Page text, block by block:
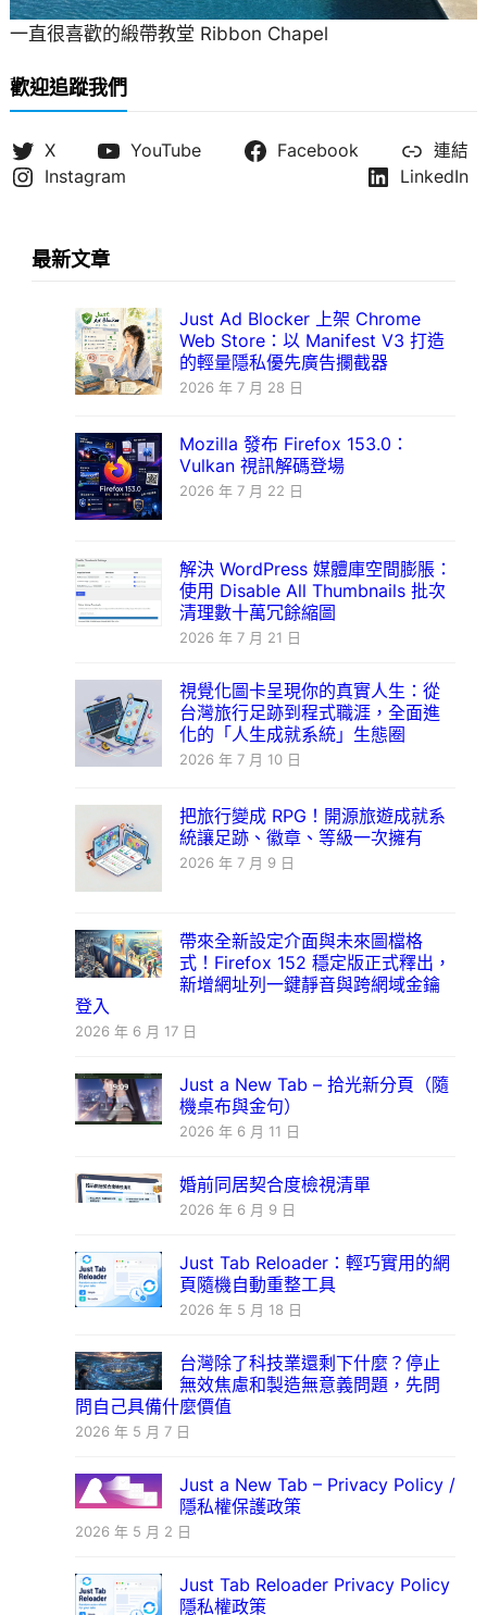
一直很喜歡的緞帶教堂 Ribbon Chapel
歡迎追蹤我們
X YouTube Facebook
連結
Instagram
LinkedIn
最新文章
Just Ad Blocker 上架 Chrome
Web Store：以 Manifest V3 打造
的輕量隱私優先廣告攔截器
2026 年 7 月 28 日
Mozilla 發布 Firefox 153.0：
Vulkan 視訊解碼登場
2026 年 7 月 22 日
解決 WordPress 媒體庫空間膨脹：
使用 Disable All Thumbnails 批次
清理數十萬冗餘縮圖
2026 年 7 月 21 日
視覺化圖卡呈現你的真實人生：從
台灣旅行足跡到程式職涯，全面進
化的「人生成就系統」生態圈
2026 年 7 月 10 日
把旅行變成 RPG！開源旅遊成就系
統讓足跡、徽章、等級一次擁有
2026 年 7 月 9 日
帶來全新設定介面與未來圖檔格
式！Firefox 152 穩定版正式釋出，
新增網址列一鍵靜音與跨網域金鑰
登入
2026 年 6 月 17 日
Just a New Tab – 拾光新分頁（隨
機桌布與金句）
2026 年 6 月 11 日
婚前同居契合度檢視清單
2026 年 6 月 9 日
Just Tab Reloader：輕巧實用的網
頁隨機自動重整工具
2026 年 5 月 18 日
台灣除了科技業還剩下什麼？停止
無效焦慮和製造無意義問題，先問
問自己具備什麼價值
2026 年 5 月 7 日
Just a New Tab – Privacy Policy /
隱私權保護政策
2026 年 5 月 2 日
Just Tab Reloader Privacy Policy
隱私權政策